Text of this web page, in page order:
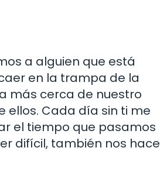
a alguien que está
en la trampa de la
más cerca de nuestro
ellos. Cada día sin ti me
el tiempo que pasamos
difícil, también nos hace